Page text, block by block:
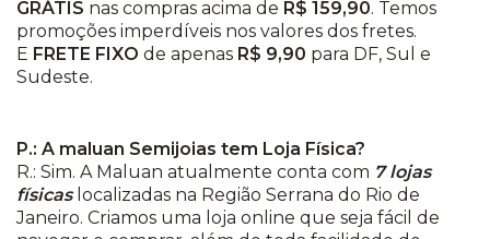
GRÁTIS nas compras acima de R$ 159,90. Temos
promoções imperdíveis nos valores dos fretes.
E FRETE FIXO de apenas R$ 9,90 para DF, Sul e
Sudeste.
P.: A maluan Semijoias tem Loja Física?
R.: Sim. A Maluan atualmente conta com 7 lojas
físicaslocalizadas na Região Serrana do Rio de
Janeiro. Criamos uma loja online que seja fácil de